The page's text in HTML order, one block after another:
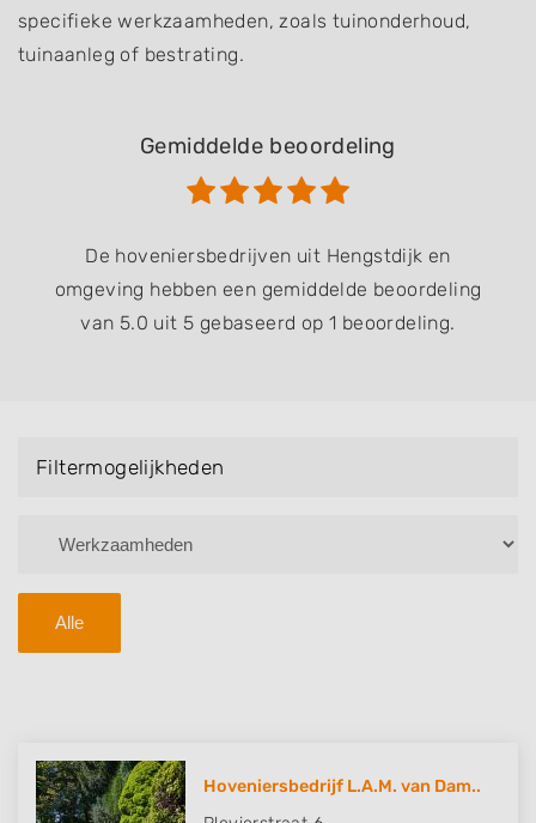
specifieke werkzaamheden, zoals tuinonderhoud,
tuinaanleg of bestrating.
Gemiddelde beoordeling
De hoveniersbedrijven uit Hengstdijk en
omgeving hebben een gemiddelde beoordeling
van 5.0 uit 5 gebaseerd op 1 beoordeling.
Filtermogelijkheden
Alle
Hoveniersbedrijf L.A.M. van Dam..